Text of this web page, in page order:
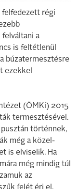
felfedezett régi
a
is feltétlenül
búzatermesztésre
ezekkel
(ÖMKi) 2015
termesztésével.
történnek,
még a közel-
is elviselik. Ha
még mindig túl
az